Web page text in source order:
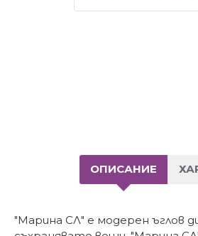
ОПИСАНИЕ
"Марина СЛ" е модерен ъглов